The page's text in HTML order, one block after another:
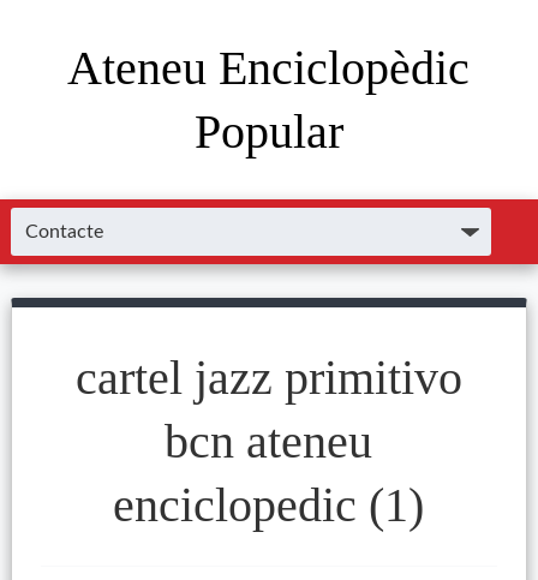
Ateneu Enciclopèdic
Popular
cartel jazz primitivo
bcn ateneu
enciclopedic (1)